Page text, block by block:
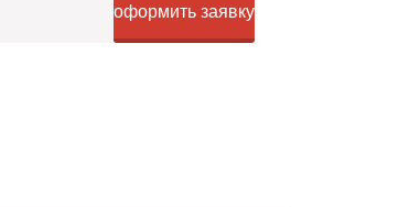
оформить заявку